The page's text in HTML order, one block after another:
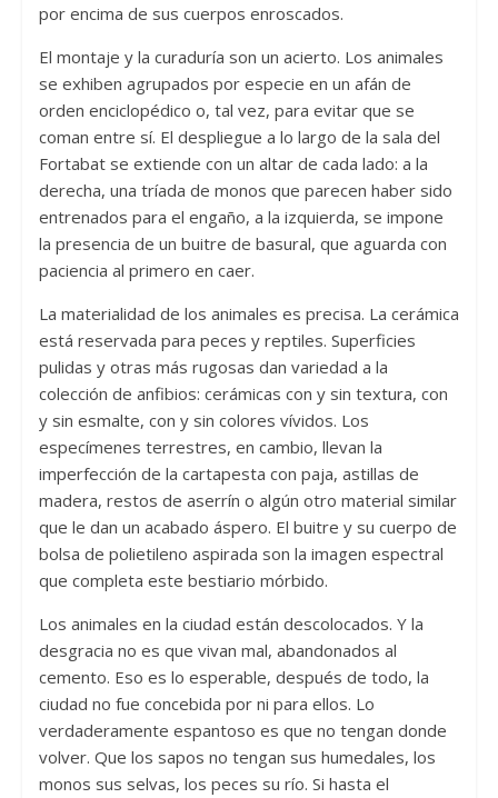
por encima de sus cuerpos enroscados.
El montaje y la curaduría son un acierto. Los animales
se exhiben agrupados por especie en un afán de
orden enciclopédico o, tal vez, para evitar que se
coman entre sí. El despliegue a lo largo de la sala del
Fortabat se extiende con un altar de cada lado: a la
derecha, una tríada de monos que parecen haber sido
entrenados para el engaño, a la izquierda, se impone
la presencia de un buitre de basural, que aguarda con
paciencia al primero en caer.
La materialidad de los animales es precisa. La cerámica
está reservada para peces y reptiles. Superficies
pulidas y otras más rugosas dan variedad a la
colección de anfibios: cerámicas con y sin textura, con
y sin esmalte, con y sin colores vívidos. Los
especímenes terrestres, en cambio, llevan la
imperfección de la cartapesta con paja, astillas de
madera, restos de aserrín o algún otro material similar
que le dan un acabado áspero. El buitre y su cuerpo de
bolsa de polietileno aspirada son la imagen espectral
que completa este bestiario mórbido.
Los animales en la ciudad están descolocados. Y la
desgracia no es que vivan mal, abandonados al
cemento. Eso es lo esperable, después de todo, la
ciudad no fue concebida por ni para ellos. Lo
verdaderamente espantoso es que no tengan donde
volver. Que los sapos no tengan sus humedales, los
monos sus selvas, los peces su río. Si hasta el